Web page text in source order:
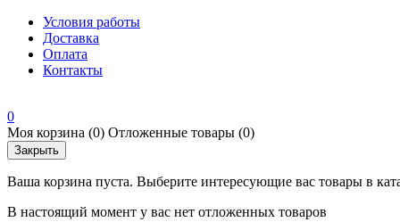
Условия работы
Доставка
Оплата
Контакты
0
Моя корзина (0) Отложенные товары (0)
Закрыть
Ваша корзина пуста. Выберите интересующие вас товары в
В настоящий момент у вас нет отложенных товаров